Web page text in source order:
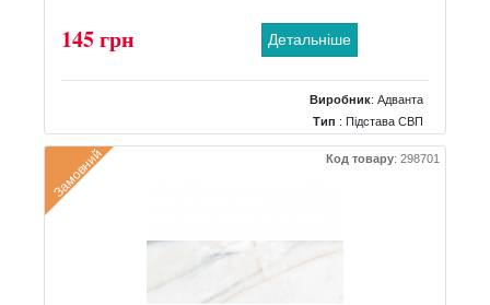
145 грн Детальніше
Виробник: Адванта
Тип : Підстава СВП
Замовний Код товару: 298701